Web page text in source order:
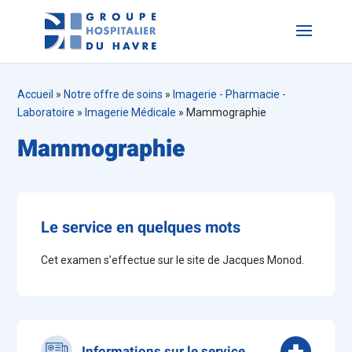
Accueil » Notre offre de soins » Imagerie - Pharmacie -
Laboratoire » Imagerie Médicale » Mammographie
Mammographie
Le service en quelques mots
Cet examen s’effectue sur le site de Jacques Monod.